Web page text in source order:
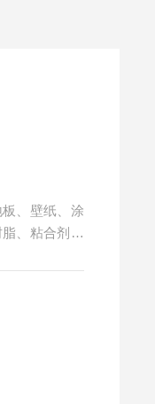
、壁纸、涂
、粘合剂和